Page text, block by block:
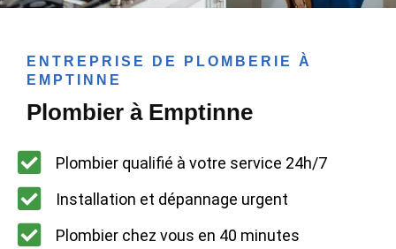
ENTREPRISE DE PLOMBERIE À
EMPTINNE
Plombier à Emptinne
Plombier qualifié à votre service 24h/7
Installation et dépannage urgent
Plombier chez vous en 40 minutes